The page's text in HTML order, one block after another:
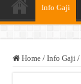
Info Gaji
Home / Info Gaji /